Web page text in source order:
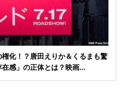
化！？唐田えりか＆くるまも驚
感」の正体とは？映画...